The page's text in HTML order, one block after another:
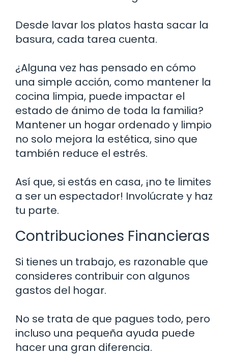
Desde lavar los platos hasta sacar la
basura, cada tarea cuenta.
¿Alguna vez has pensado en cómo
una simple acción, como mantener la
cocina limpia, puede impactar el
estado de ánimo de toda la familia?
Mantener un hogar ordenado y limpio
no solo mejora la estética, sino que
también reduce el estrés.
Así que, si estás en casa, ¡no te limites
a ser un espectador! Involúcrate y haz
tu parte.
Contribuciones Financieras
Si tienes un trabajo, es razonable que
consideres contribuir con algunos
gastos del hogar.
No se trata de que pagues todo, pero
incluso una pequeña ayuda puede
hacer una gran diferencia.